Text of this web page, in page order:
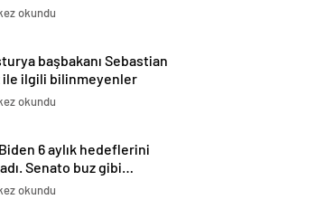
okundu
başbakanı Sebastian
ile ilgili bilinmeyenler
okundu
6 aylık hedeflerini
Senato buz gibi…
okundu